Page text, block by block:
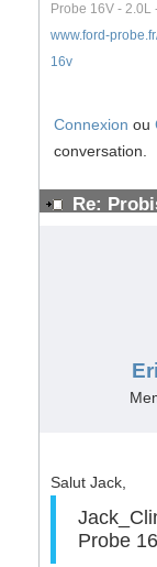
Probe 16V - 2.0L
www.ford-
16v
Connexion ou
conversation.
Re:
Salut Jack,
Probe